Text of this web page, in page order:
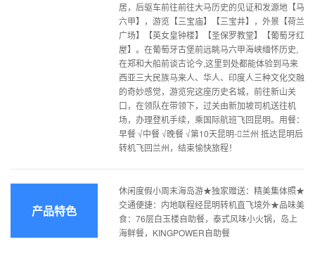
居，后驱车前往前往大马历史的见证和发源地【马
六甲】，游览【三宝庙】【三宝井】，外景【荷兰
广场】【英女皇钟楼】【圣保罗教堂】【葡萄牙红
屋】。在葡萄牙古堡前远眺马六甲海峡缅怀历史,
在郑和大船前谈古论今,这里到处都能体验到马来
西亚三大民族马来人、华人、印度人三种文化交融
的奇妙感觉，游览完这座历史名城，前往新山关
口，在领队在带领下，过关由新加坡司机送往机
场，办理登机手续，乘国际航班飞回昆明。用餐：
早餐 √中餐 √晚餐 √第10天昆明-兰州 抵达昆明后
转机飞回兰州，结束愉快旅程！
产品特色
休闲度假小周末海岛游★独家赠送：精美集体照★
交通便捷：内地联程经昆明转机直飞境外★品味美
食：76层白玉楼自助餐，泰式风味小火锅，岛上
海鲜餐，KINGPOWER自助餐